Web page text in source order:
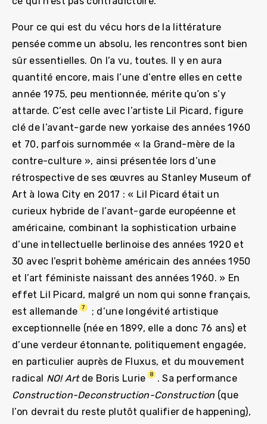
Pour ce qui est du vécu hors de la littérature
pensée comme un absolu, les rencontres sont bien
sûr essentielles. On l’a vu, toutes. Il y en aura
quantité encore, mais l’une d’entre elles en cette
année 1975, peu mentionnée, mérite qu’on s’y
attarde. C’est celle avec l’artiste Lil Picard, figure
clé de l’avant-garde new yorkaise des années 1960
et 70, parfois surnommée « la Grand-mère de la
contre-culture », ainsi présentée lors d’une
rétrospective de ses œuvres au Stanley Museum of
Art à Iowa City en 2017 : « Lil Picard était un
curieux hybride de l’avant-garde européenne et
américaine, combinant la sophistication urbaine
d’une intellectuelle berlinoise des années 1920 et
30 avec l’esprit bohème américain des années 1950
et l’art féministe naissant des années 1960. » En
effet Lil Picard, malgré un nom qui sonne français,
est allemande 7
; d’une longévité artistique
exceptionnelle (née en 1899, elle a donc 76 ans) et
d’une verdeur étonnante, politiquement engagée,
en particulier auprès de Fluxus, et du mouvement
radical NO! Artde Boris Lurie 8
. Sa performance
Construction-Deconstruction-Construction (que
l’on devrait du reste plutôt qualifier de happening),